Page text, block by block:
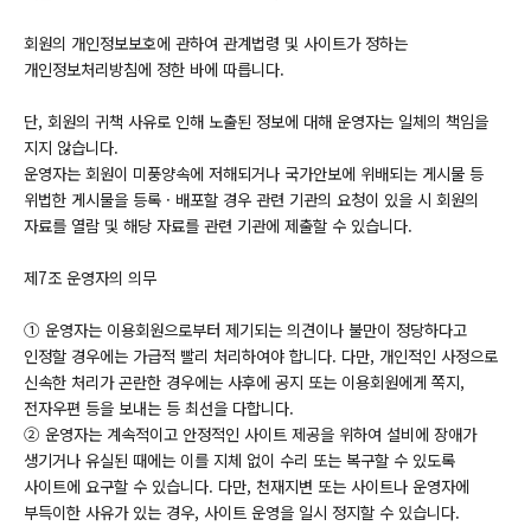
회원의 개인정보보호에 관하여 관계법령 및 사이트가 정하는
개인정보처리방침에 정한 바에 따릅니다.
단, 회원의 귀책 사유로 인해 노출된 정보에 대해 운영자는 일체의 책임을
지지 않습니다.
운영자는 회원이 미풍양속에 저해되거나 국가안보에 위배되는 게시물 등
위법한 게시물을 등록 · 배포할 경우 관련 기관의 요청이 있을 시 회원의
자료를 열람 및 해당 자료를 관련 기관에 제출할 수 있습니다.
제7조 운영자의 의무
① 운영자는 이용회원으로부터 제기되는 의견이나 불만이 정당하다고
인정할 경우에는 가급적 빨리 처리하여야 합니다. 다만, 개인적인 사정으로
신속한 처리가 곤란한 경우에는 사후에 공지 또는 이용회원에게 쪽지,
전자우편 등을 보내는 등 최선을 다합니다.
② 운영자는 계속적이고 안정적인 사이트 제공을 위하여 설비에 장애가
생기거나 유실된 때에는 이를 지체 없이 수리 또는 복구할 수 있도록
사이트에 요구할 수 있습니다. 다만, 천재지변 또는 사이트나 운영자에
부득이한 사유가 있는 경우, 사이트 운영을 일시 정지할 수 있습니다.